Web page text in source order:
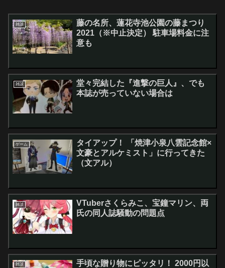
雑談
藤の名所、蓮花寺池公園の藤まつり
2021（※中止決定） 駐車場料金に注
意も
雑談
堂々完結した『進撃の巨人』、でも
本誌が売っていない場合は
ゲーム
タイアップ！ 「焼津小泉八雲記念館×
文豪とアルケミスト」に行ってきた
（文アル）
雑談
VTuberさくらみこ、宝鐘マリン、両
氏の同人誌騒動の問題点
雑談
手頃な贈り物にピッタリ！ 2000円以